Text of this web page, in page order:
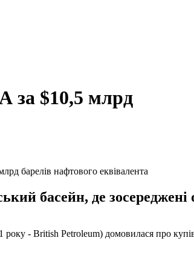
за $10,5 млрд
барелів нафтового еквівалента
басейн, де
року - British Petroleum) домовилася про